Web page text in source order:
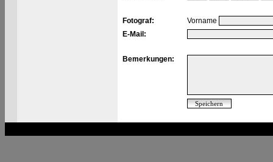
Fotograf:
Vorname
E-Mail:
Bemerkungen: